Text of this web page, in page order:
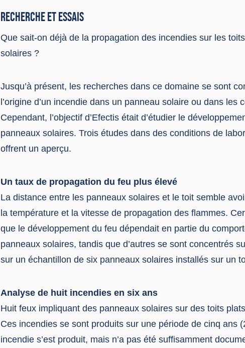
RECHERCHE ET ESSAIS
Que sait-on déjà de la propagation des incendies sur les
solaires ?
Jusqu’à présent, les recherches dans ce domaine se sont
l’origine d’un incendie dans un panneau solaire ou dans les
Cependant, l’objectif d’Efectis était d’étudier le
panneaux solaires. Trois études dans des conditions de
offrent un aperçu.
Un taux de propagation du feu plus élevé
La distance entre les panneaux solaires et le toit semble
la température et la vitesse de propagation des flammes.
que le développement du feu dépendait en partie du
panneaux solaires, tandis que d’autres se sont concentrés
sur un échantillon de six panneaux solaires installés sur un
Analyse de huit incendies en six ans
Huit feux impliquant des panneaux solaires sur des toits
Ces incendies se sont produits sur une période de cinq ans
incendie s’est produit, mais n’a pas été suffisamment